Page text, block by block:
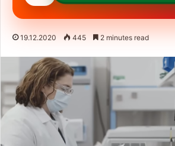
19.12.2020 445 2 minutes read